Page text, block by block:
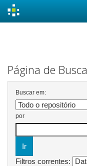
Página de Busca
Buscar em:
por
Filtros correntes: